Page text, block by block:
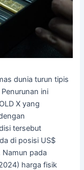
dunia turun tipis
ini
X yang
tersebut
di posisi US$
Namun pada
harga fisik